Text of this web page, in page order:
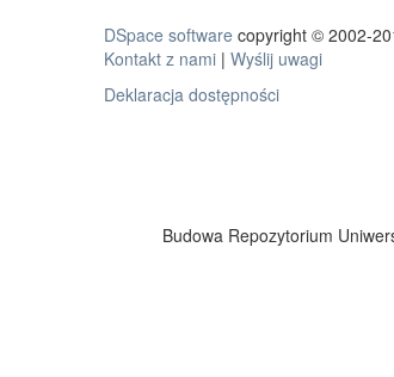
DSpace software copyright © 2002-
Kontakt z nami | Wyślij uwagi
Deklaracja dostępności
Budowa Repozytorium